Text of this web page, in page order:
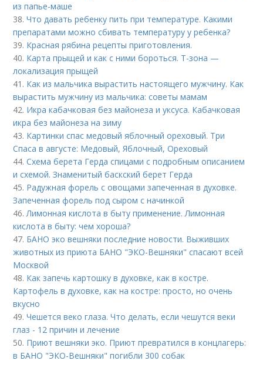
из папье-маше
38.Что давать ребенку пить при температуре. Какими
препаратами можно сбивать температуру у ребенка?
39. Красная рябина рецепты приготовления.
40. Карта прыщей и как с ними бороться. Т-зона —
локализация прыщей
41. Как из мальчика вырастить настоящего мужчину. Как
вырастить мужчину из мальчика: советы мамам
42. Икра кабачковая без майонеза и уксуса. Кабачковая
икра без майонеза на зиму
43. Картинки спас медовый яблочный ореховый. Три
Спаса в августе: Медовый, Яблочный, Ореховый
44.Схема берета Герда спицами с подробным описанием
и схемой. Знаменитый баскский берет Герда
45. Радужная форель с овощами запеченная в духовке.
Запеченная форель под сыром с начинкой
46.Лимонная кислота в быту применение. Лимонная
кислота в быту: чем хороша?
47. БАНО эко вешняки последние новости. Выживших
животных из приюта БАНО "ЭКО-Вешняки" спасают всей
Москвой
48. Как запечь картошку в духовке, как в костре.
Картофель в духовке, как на костре: просто, но очень
вкусно
49.Чешется веко глаза. Что делать, если чешутся веки
глаз - 12 причин и лечение
50. Приют вешняки эко. Приют превратился в концлагерь:
в БАНО "ЭКО-Вешняки" погибли 300 собак